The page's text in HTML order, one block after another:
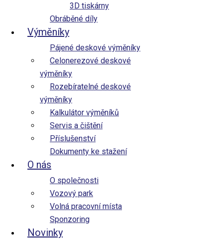
uživatelského zážitku. Kliknutím na „Přijmout“ souhlasíte s
používáním všech cookies. V nastavení můžete svůj souhlas
kdykoliv upravit.
Funkční Vždy aktivní
Předvolby Předvolby
Statistiky
Marketing Marketing
Spravovat možnosti
Spravovat služby
Správa {vendor_count} prodejců
Přečtěte si více o těchto účelech
Přijmout Odmítnout
Uložit nastavení
3D tiskárny
Obráběné díly
Výměníky
Pájené deskové výměníky
Celonerezové deskové​
výměníky
Rozebíratelné deskové
výměníky
Kalkulátor výměníků
Servis a čištění
Příslušenství
Dokumenty ke stažení
O nás
O společnosti
Vozový park
Volná pracovní místa
Sponzoring
Novinky